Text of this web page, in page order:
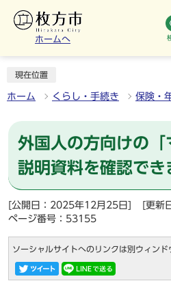
ホームへ
現在位置
ホーム くらし・手続き 保険・
外国人の方向けの「
説明資料を確認でき
[公開日：2025年12月25日]
[更新
ページ番号：53155
ソーシャルサイトへのリンクは別ウィンド